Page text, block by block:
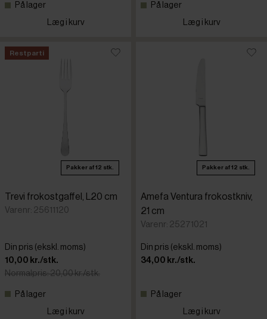
På lager
Læg i kurv
På lager
Læg i kurv
Restparti
Pakker af 12 stk.
Trevi frokostgaffel, L20 cm
Varenr: 25611120
Din pris (ekskl. moms)
10,00 kr./stk.
Normalpris: 20,00 kr./stk.
På lager
Læg i kurv
Pakker af 12 stk.
Amefa Ventura frokostkniv,
21 cm
Varenr: 25271021
Din pris (ekskl. moms)
34,00 kr./stk.
På lager
Læg i kurv